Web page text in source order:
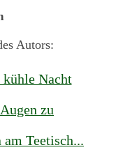
Autors:
kühle Nacht
zu
am Teetisch...